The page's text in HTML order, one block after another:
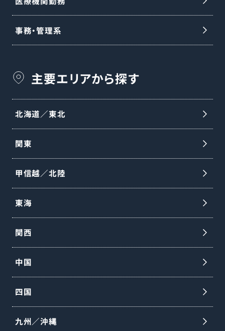
事務・管理系
主要エリアから探す
北海道／東北
関東
甲信越／北陸
東海
関西
中国
四国
九州／沖縄